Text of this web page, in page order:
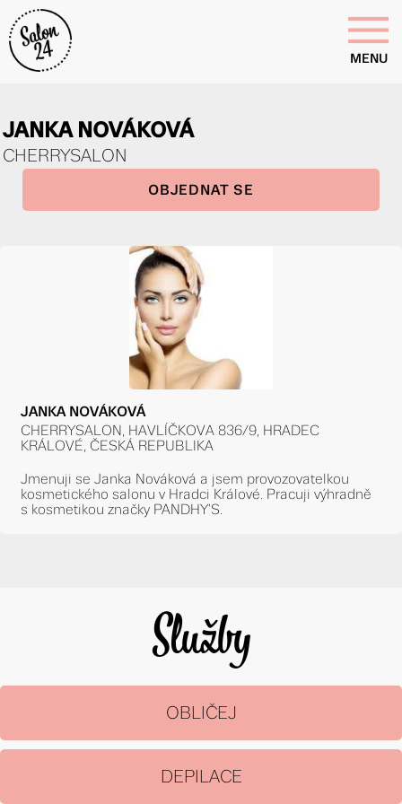
MENU
JANKA NOVÁKOVÁ
CHERRYSALON
OBJEDNAT SE
JANKA NOVÁKOVÁ
CHERRYSALON, HAVLÍČKOVA 836/9, HRADEC
KRÁLOVÉ, ČESKÁ REPUBLIKA
Jmenuji se Janka Nováková a jsem provozovatelkou
kosmetického salonu v Hradci Králové. Pracuji výhradně
s kosmetikou značky PANDHY'S.
Služby
OBLIČEJ
DEPILACE